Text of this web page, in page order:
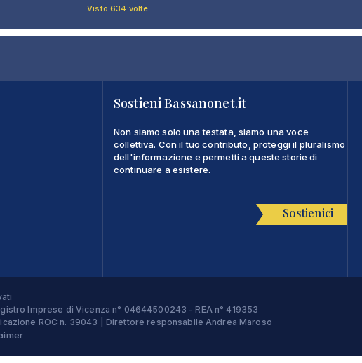
Visto 634 volte
Sostieni Bassanonet.it
Non siamo solo una testata, siamo una voce
collettiva. Con il tuo contributo, proteggi il pluralismo
dell'informazione e permetti a queste storie di
continuare a esistere.
Sostienici
Imprese di Vicenza n° 04644500243 - REA n° 419353
ROC n. 39043 | Direttore responsabile Andrea Maroso